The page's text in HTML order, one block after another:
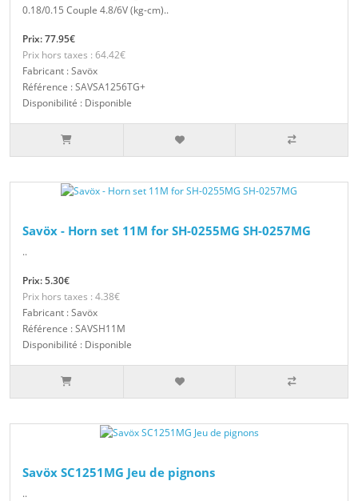
0.18/0.15 Couple 4.8/6V (kg-cm)..
Prix: 77.95€
Prix hors taxes : 64.42€
Fabricant : Savöx
Référence : SAVSA1256TG+
Disponibilité : Disponible
Savöx - Horn set 11M for SH-0255MG SH-0257MG
..
Prix: 5.30€
Prix hors taxes : 4.38€
Fabricant : Savöx
Référence : SAVSH11M
Disponibilité : Disponible
Savöx SC1251MG Jeu de pignons
..